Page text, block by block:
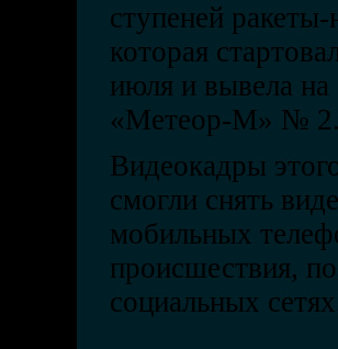
ступеней
которая
июля и вывела
«Метеор-М» №
Видеокадры
смогли снять
мобильных
происшествия,
социальных